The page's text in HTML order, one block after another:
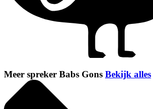
Meer spreker Babs Gons Bekijk alles